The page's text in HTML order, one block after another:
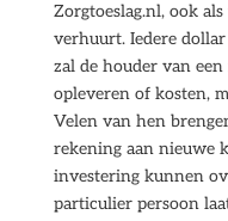
Zorgtoeslag.nl, ook
verhuurt. Iedere
zal de houder van
opleveren of kosten,
Velen van hen
rekening aan nieuwe
investering kunnen
particulier persoon